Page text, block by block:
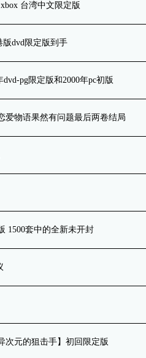
台湾中文限定版
版dvd限定版到手
pg限定版和2000年pc初版
爱物语果然有问题最后两卷结局
1500套中的全新未开封
次元的狙击手】初回限定版